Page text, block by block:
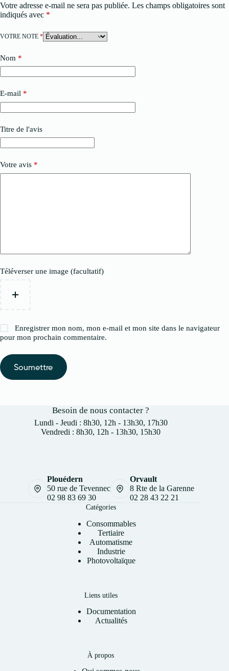
Votre adresse e-mail ne sera pas publiée. Les champs obligatoires sont
indiqués avec *
VOTRE NOTE *
Nom *
E-mail *
Titre de l'avis
Votre avis *
Téléverser une image (facultatif)
Enregistrer mon nom, mon e-mail et mon site dans le navigateur
pour mon prochain commentaire.
Soumettre
Besoin de nous contacter ?
Lundi - Jeudi : 8h30, 12h - 13h30, 17h30
Vendredi : 8h30, 12h - 13h30, 15h30
Plouédern
50 rue de Tevennec
02 98 83 69 30
Orvault
8 Rte de la Garenne
02 28 43 22 21
Catégories
Consommables
Tertiaire
Automatisme
Industrie
Photovoltaïque
Liens utiles
Documentation
Actualités
À propos